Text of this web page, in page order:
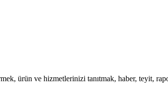
ürün ve hizmetlerinizi tanıtmak, haber, teyit,